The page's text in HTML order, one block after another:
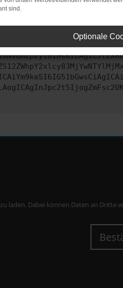
uns bitte. Wir
zu laden. Dabei können Daten an Dritte
sind.
Optionale